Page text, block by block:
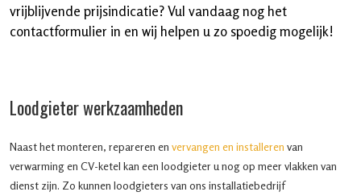
vrijblijvende prijsindicatie? Vul vandaag nog het
contactformulier in en wij helpen u zo spoedig mogelijk!
Loodgieter werkzaamheden
Naast het monteren, repareren en vervangen en installeren van
verwarming en CV-ketel kan een loodgieter u nog op meer vlakken van
dienst zijn. Zo kunnen loodgieters van ons installatiebedrijf